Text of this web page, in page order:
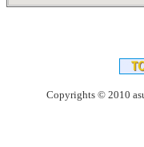
Copyrights © 2010